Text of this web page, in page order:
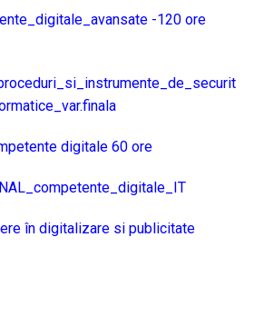
-120 ore
digitale 60 ore
în digitalizare si publicitate